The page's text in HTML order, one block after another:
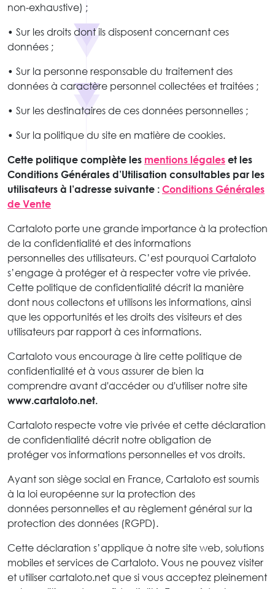
non-exhaustive) ;
• Sur les droits dont ils disposent concernant ces
données ;
• Sur la personne responsable du traitement des
données à caractère personnel collectées et traitées ;
• Sur les destinataires de ces données personnelles ;
• Sur la politique du site en matière de cookies.
Cette politique complète les mentions légales et les
Conditions Générales d’Utilisation consultables par les
utilisateurs à l’adresse suivante : Conditions Générales
de Vente
Cartaloto porte une grande importance à la protection
de la confidentialité et des informations
personnelles des utilisateurs. C’est pourquoi Cartaloto
s’engage à protéger et à respecter votre vie privée.
Cette politique de confidentialité décrit la manière
dont nous collectons et utilisons les informations, ainsi
que les opportunités et les droits des visiteurs et des
utilisateurs par rapport à ces informations.
Cartaloto vous encourage à lire cette politique de
confidentialité et à vous assurer de bien la
comprendre avant d'accéder ou d'utiliser notre site
www.cartaloto.net.
Cartaloto respecte votre vie privée et cette déclaration
de confidentialité décrit notre obligation de
protéger vos informations personnelles et vos droits.
Ayant son siège social en France, Cartaloto est soumis
à la loi européenne sur la protection des
données personnelles et au règlement général sur la
protection des données (RGPD).
Cette déclaration s’applique à notre site web, solutions
mobiles et services de Cartaloto. Vous ne pouvez visiter
et utiliser cartaloto.net que si vous acceptez pleinement